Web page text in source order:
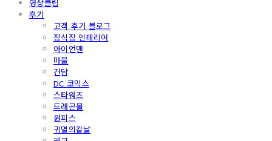
영상클립
후기
고객 후기 블로그
장식장 인테리어
아이언맨
마블
건담
DC 코믹스
스타워즈
드래곤볼
원피스
귀멸의칼날